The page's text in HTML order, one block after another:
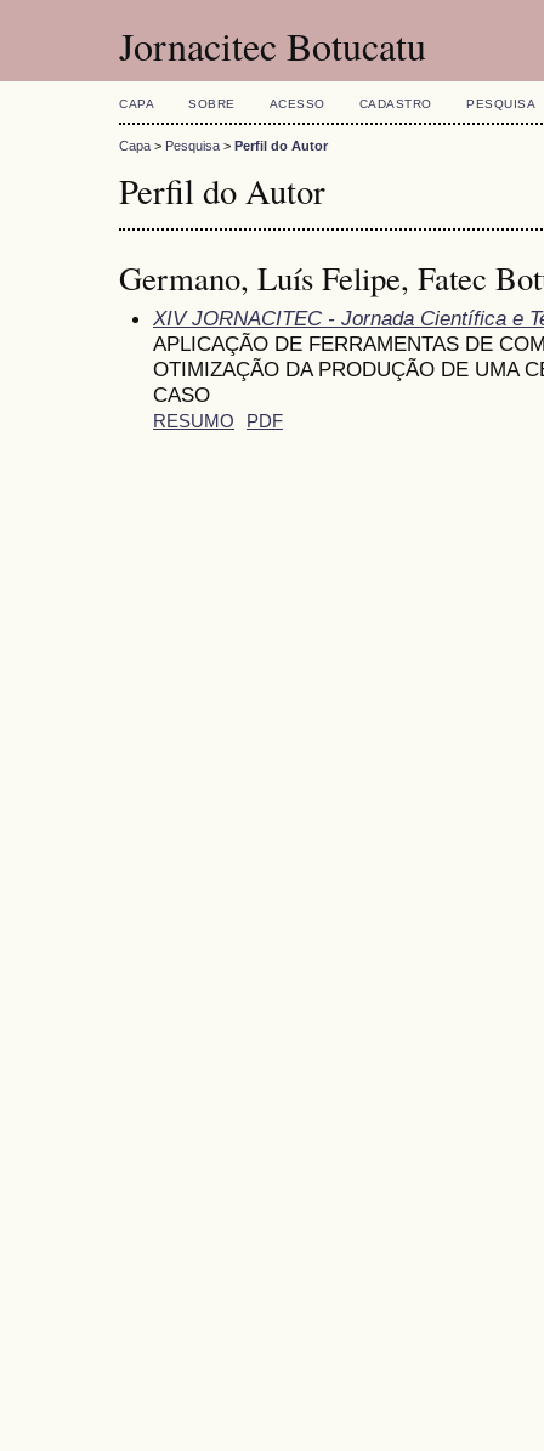
Jornacitec Botucatu
CAPA SOBRE ACESSO CADASTRO PESQUISA
Capa > Pesquisa > Perfil do Autor
Perfil do Autor
Germano, Luís Felipe, Fatec
XIV JORNACITEC - Jornada Científica e
APLICAÇÃO DE FERRAMENTAS DE
OTIMIZAÇÃO DA PRODUÇÃO DE UMA
CASO
RESUMO PDF